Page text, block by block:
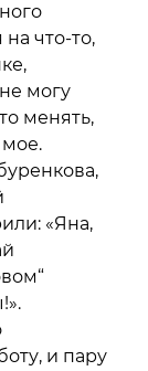
что-то,
могу
менять,
мое.
«Яна,
и пару